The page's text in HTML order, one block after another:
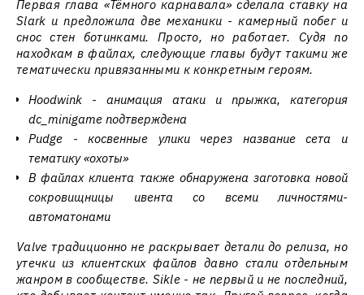
Первая глава «Тёмного карнавала» сделала ставку на
Slark и предложила две механики - камерный побег и
снос стен ботинками. Просто, но работает. Судя по
находкам в файлах, следующие главы будут такими же
тематически привязанными к конкретным героям.
Hoodwink - анимация атаки и прыжка, категория
dc_minigame подтверждена
Pudge - косвенные улики через название сета и
тематику «охоты»
В файлах клиента также обнаружена заготовка новой
сокровищницы ивента со всеми личностями-
автоматонами
Valve традиционно не раскрывает детали до релиза, но
утечки из клиентских файлов давно стали отдельным
жанром в сообществе. Sikle - не первый и не последний,